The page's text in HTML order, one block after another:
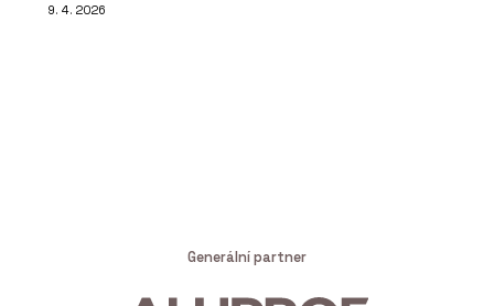
9. 4. 2026
Generální partner